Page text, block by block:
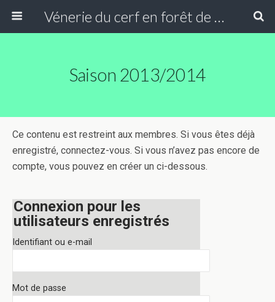
Vénerie du cerf en forêt de Compiègne
Saison 2013/2014
Ce contenu est restreint aux membres. Si vous êtes déjà
enregistré, connectez-vous. Si vous n’avez pas encore de
compte, vous pouvez en créer un ci-dessous.
Connexion pour les
utilisateurs enregistrés
Identifiant ou e-mail
Mot de passe